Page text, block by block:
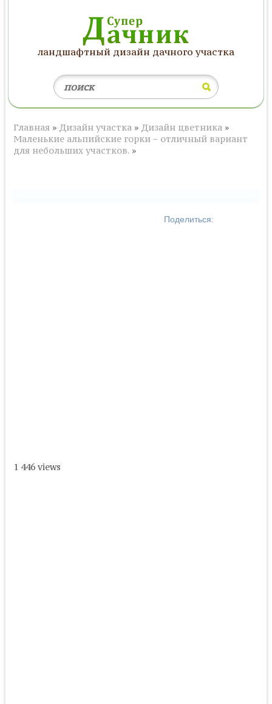
ландшафтный дизайн дачного участка
Главная» Дизайн участка» Дизайн цветника»
Маленькие альпийские горки – отличный вариант
для небольших участков.»
Поделиться:
1 446 views